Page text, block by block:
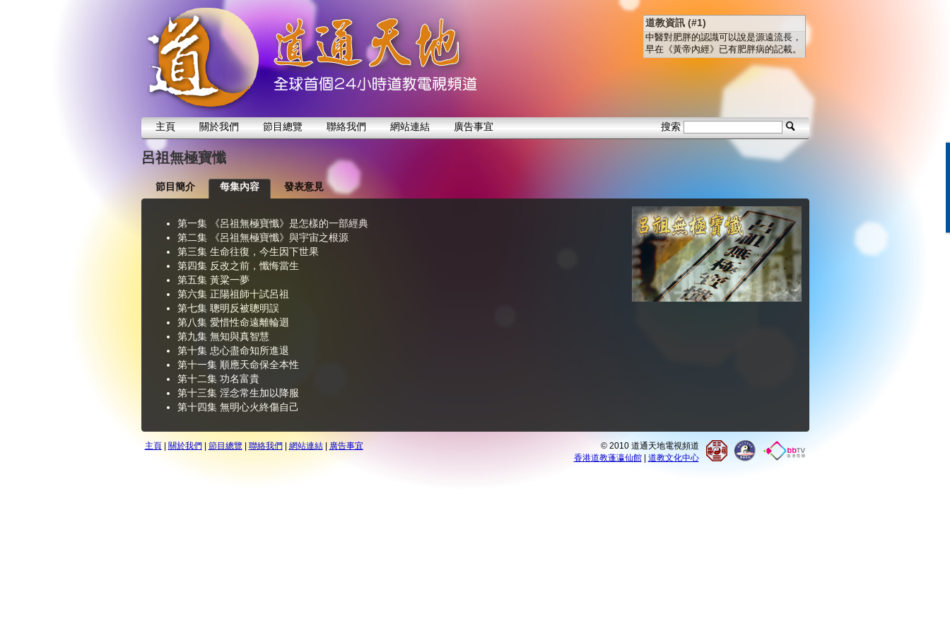
道教資訊 (#1)
中醫對肥胖的認識可以說是源遠流長，
早在《黃帝內經》已有肥胖病的記載。
主頁 關於我們 節目總覽 聯絡我們 網站連結 廣告事宜 搜索
呂祖無極寶懺
節目簡介 每集內容 發表意見
第一集 《呂祖無極寶懺》是怎樣的一部經典
第二集 《呂祖無極寶懺》與宇宙之根源
第三集 生命往復，今生因下世果
第四集 反改之前，懺悔當生
第五集 黃粱一夢
第六集 正陽祖師十試呂祖
第七集 聰明反被聰明誤
第八集 愛惜性命遠離輪迴
第九集 無知與真智慧
第十集 忠心盡命知所進退
第十一集 順應天命保全本性
第十二集 功名富貴
第十三集 淫念常生加以降服
第十四集 無明心火終傷自己
主頁| 關於我們| 節目總覽| 聯絡我們| 網站連結| 廣告事宜
© 2010 道通天地電視頻道
香港道教蓬瀛仙館| 道教文化中心